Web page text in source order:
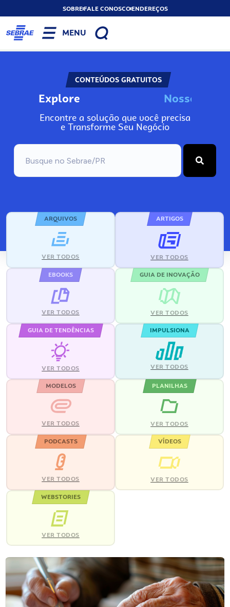
SOBREFALE CONOSCOENDEREÇOS
MENU
CONTEÚDOS GRATUITOS
Explore No
Encontre a solução que você precisa
e Transforme Seu Negócio
ARQUIVOS
VER TODOS
ARTIGOS
VER TODOS
EBOOKS
VER TODOS
GUIA DE INOVAÇÃO
VER TODOS
GUIA DE TENDÊNCIAS
VER TODOS
IMPULSIONA
VER TODOS
MODELOS
VER TODOS
PLANILHAS
VER TODOS
PODCASTS
VER TODOS
VÍDEOS
VER TODOS
WEBSTORIES
VER TODOS